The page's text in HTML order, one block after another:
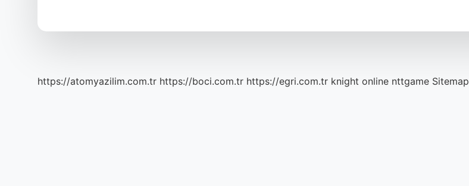
https://atomyazilim.com.tr https://boci.com.tr https://egri.com.tr knight online nttgame Sitemap